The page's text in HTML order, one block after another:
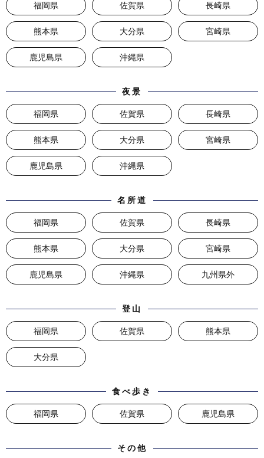
福岡県 佐賀県 長崎県
熊本県 大分県 宮崎県
鹿児島県 沖縄県
夜景
福岡県 佐賀県 長崎県
熊本県 大分県 宮崎県
鹿児島県 沖縄県
名所道
福岡県 佐賀県 長崎県
熊本県 大分県 宮崎県
鹿児島県 沖縄県 九州県外
登山
福岡県 佐賀県 熊本県
大分県
食べ歩き
福岡県 佐賀県 鹿児島県
その他